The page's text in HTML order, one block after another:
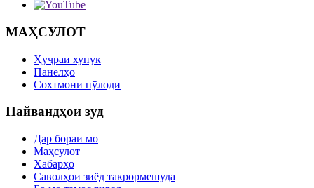
МАҲСУЛОТ
Ҳуҷраи хунук
Панелҳо
Сохтмони пӯлодӣ
Пайвандҳои зуд
Дар бораи мо
Маҳсулот
Хабарҳо
Саволҳои зиёд такрормешуда